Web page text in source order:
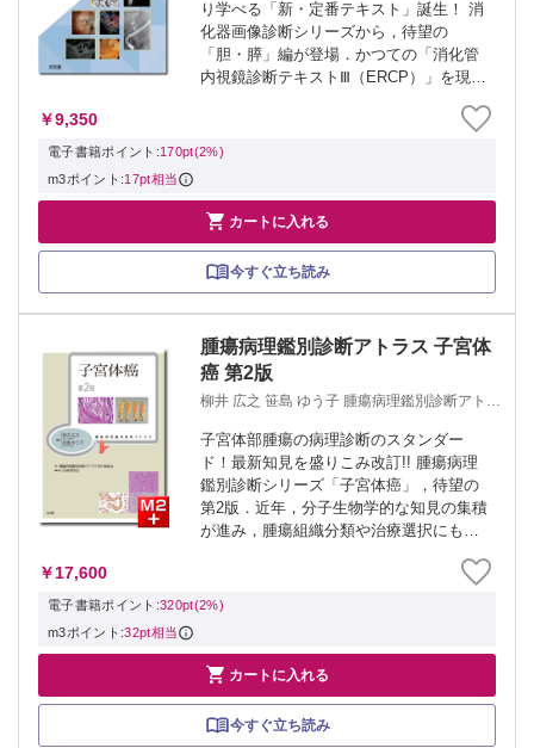
り学べる「新・定番テキスト」誕生！ 消
化器画像診断シリーズから，待望の
「胆・膵」編が登場．かつての「消化管
内視鏡診断テキストⅢ（ERCP）」を現代
変化したERCPに加え，必須となった腹
部超音波，CT，MRI・MRCP，EUS等
￥9,350
電子書籍ポイント:170pt(2%)
m3ポイント:17pt相当
 カートに入れる
今すぐ立ち読み
腫瘍病理鑑別診断アトラス 子宮体
癌 第2版
柳井 広之 笹島 ゆう子 腫瘍病理鑑別診断アトラ
子宮体部腫瘍の病理診断のスタンダー
ド！最新知見を盛りこみ改訂!! 腫瘍病理
鑑別診断シリーズ「子宮体癌」，待望の
第2版．近年，分子生物学的な知見の集積
が進み，腫瘍組織分類や治療選択にも大
分類第5版，2022年には子宮体癌取扱い
規約病理編第5版も発行された．そう...
￥17,600
電子書籍ポイント:320pt(2%)
m3ポイント:32pt相当
 カートに入れる
今すぐ立ち読み